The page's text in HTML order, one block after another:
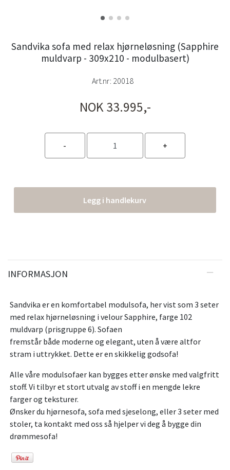
Sandvika sofa med relax hjørneløsning (Sapphire
muldvarp - 309x210 - modulbasert)
Art.nr: 20018
NOK 33.995,-
Legg i handlekurv
INFORMASJON
Sandvika er en komfortabel modulsofa, her vist som 3 seter
med relax hjørneløsning i velour Sapphire, farge 102
muldvarp (prisgruppe 6). Sofaen
fremstår både moderne og elegant, uten å være altfor
stram i uttrykket. Dette er en skikkelig godsofa!
Alle våre modulsofaer kan bygges etter ønske med valgfritt
stoff. Vi tilbyr et stort utvalg av stoff i en mengde lekre
farger og teksturer.
Ønsker du hjørnesofa, sofa med sjeselong, eller 3 seter med
stoler, ta kontakt med oss så hjelper vi deg å bygge din
drømmesofa!